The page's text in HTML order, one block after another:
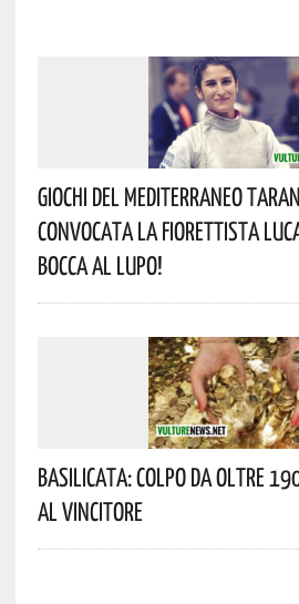
Giochi Del Mediterraneo
Convocata La Fiorettista
Bocca Al Lupo!
Basilicata: Colpo Da Oltre
Al Vincitore